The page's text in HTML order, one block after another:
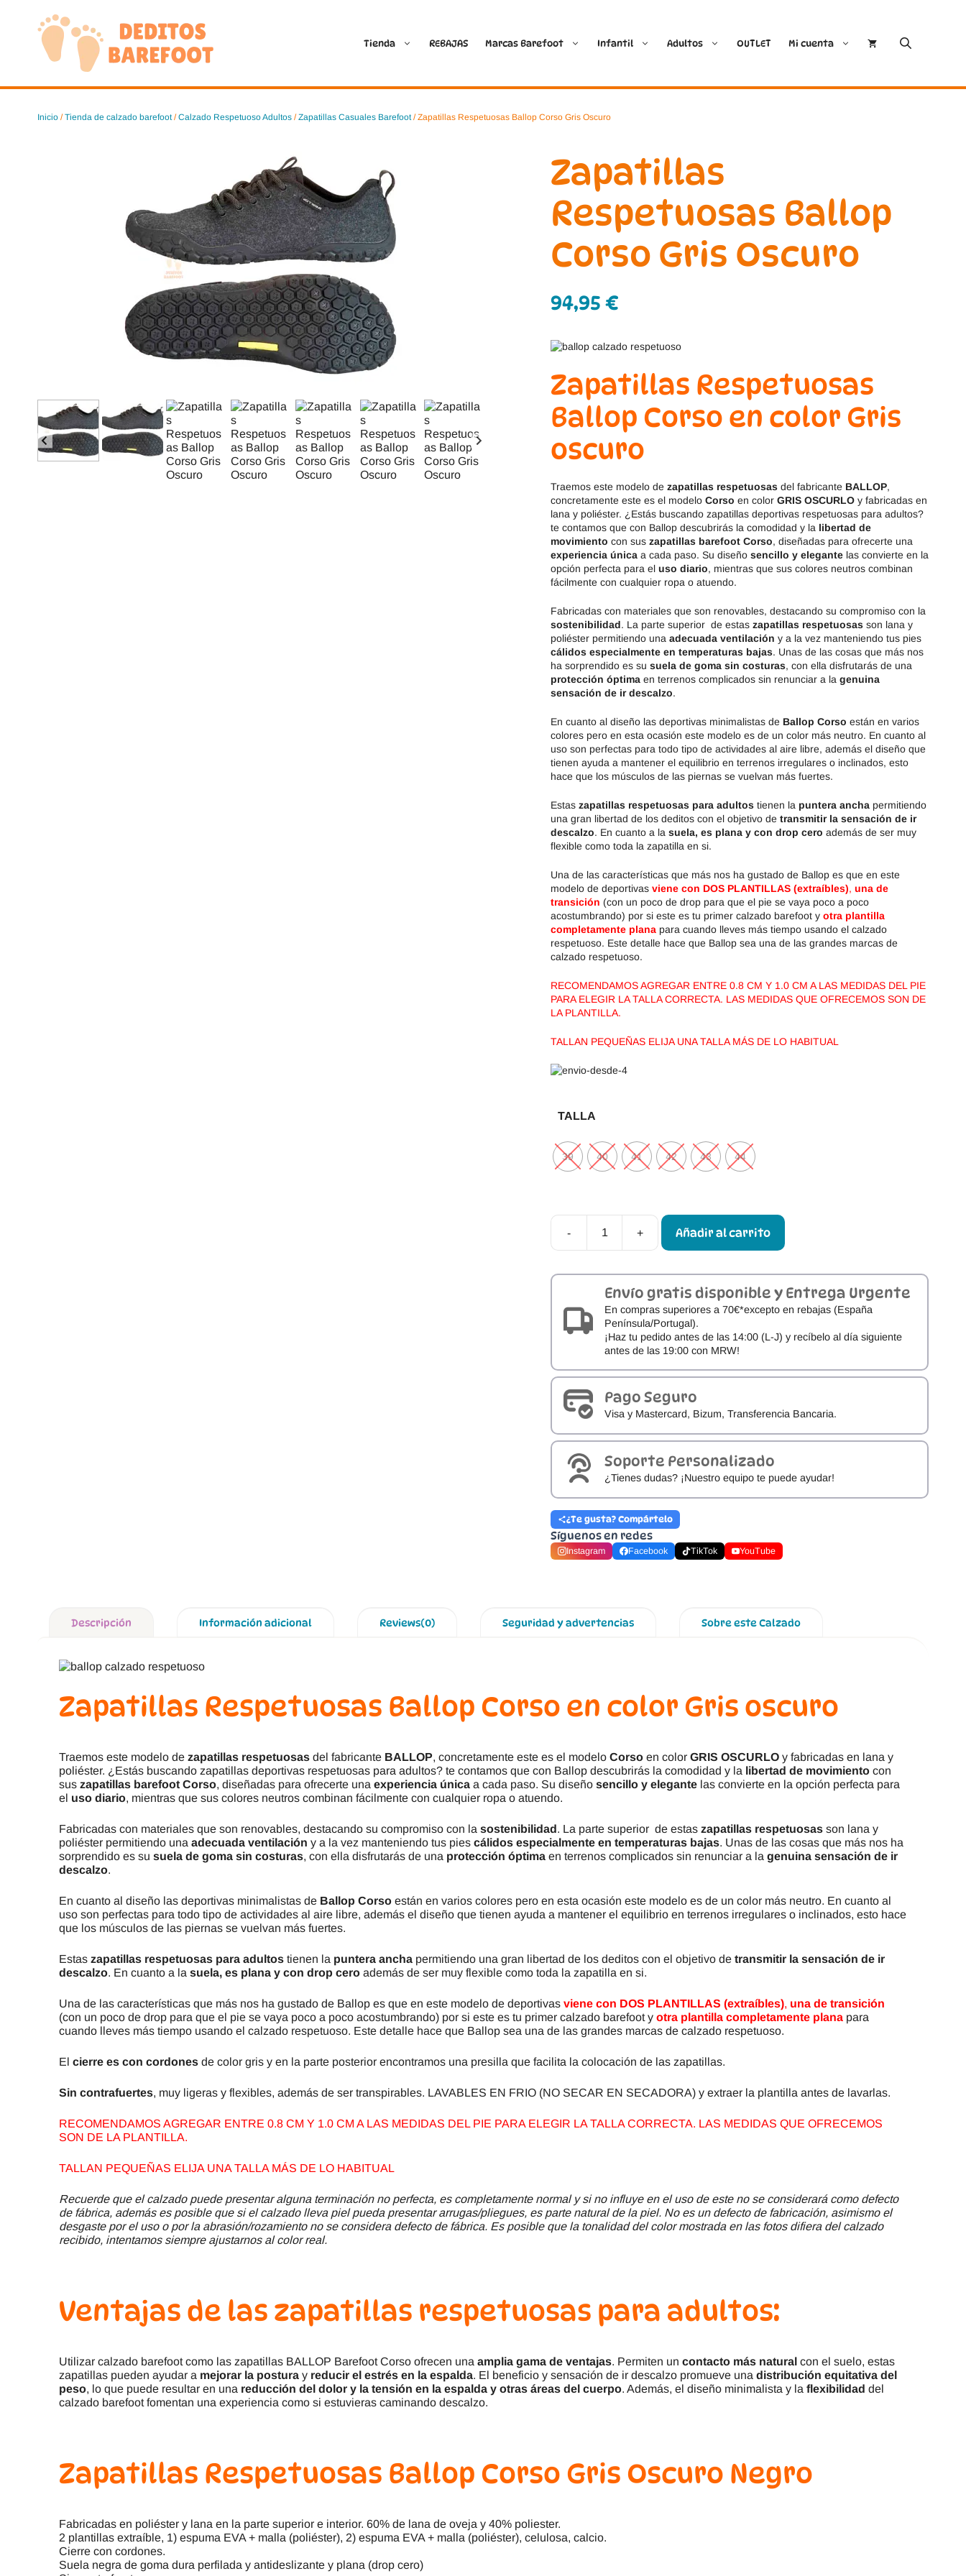
contenido
Tienda REBAJAS Marcas Barefoot
Ballop
Crave Barefoot
Coimbra
Dada
Dispares
Jack & Lily
Mayoral
Pirufin
Saguaro
SlipStop
Batilas
Crecendo
Gioseppo
Ipanema
Deditos
Demax
FlexiNens
RIA
Igor
Lang.S
Snugi
Zapy
Infantil Adultos OUTLET Mi cuenta
Inicio /Tienda de calzado barefoot/Calzado Respetuoso Adultos /Zapatillas Casuales Barefoot/ Zapatillas Respetuosas Ballop Corso Gris Oscuro
Zapatillas
Respetuosas Ballop
Corso Gris Oscuro
94,95 €
Zapatillas Respetuosas
Ballop Corso en color Gris
oscuro
Traemos este modelo de zapatillas respetuosas del fabricante BALLOP,
concretamente este es el modelo Corso en color GRIS OSCURLO y fabricadas en
lana y poliéster. ¿Estás buscando zapatillas deportivas respetuosas para adultos?
te contamos que con Ballop descubrirás la comodidad y la libertad de
movimiento con sus zapatillas barefoot Corso, diseñadas para ofrecerte una
experiencia única a cada paso. Su diseño sencillo y elegante las convierte en la
opción perfecta para el uso diario, mientras que sus colores neutros combinan
fácilmente con cualquier ropa o atuendo.
Fabricadas con materiales que son renovables, destacando su compromiso con la
sostenibilidad. La parte superior de estas zapatillas respetuosas son lana y
poliéster permitiendo una adecuada ventilación y a la vez manteniendo tus pies
cálidos especialmente en temperaturas bajas. Unas de las cosas que más nos
ha sorprendido es su suela de goma sin costuras, con ella disfrutarás de una
protección óptima en terrenos complicados sin renunciar a la genuina
sensación de ir descalzo.
En cuanto al diseño las deportivas minimalistas de Ballop Corso están en varios
colores pero en esta ocasión este modelo es de un color más neutro. En cuanto al
uso son perfectas para todo tipo de actividades al aire libre, además el diseño que
tienen ayuda a mantener el equilibrio en terrenos irregulares o inclinados, esto
hace que los músculos de las piernas se vuelvan más fuertes.
Estas zapatillas respetuosas para adultos tienen la puntera ancha permitiendo
una gran libertad de los deditos con el objetivo de transmitir la sensación de ir
descalzo. En cuanto a la suela, es plana y con drop cero además de ser muy
flexible como toda la zapatilla en si.
Una de las características que más nos ha gustado de Ballop es que en este
modelo de deportivas viene con DOS PLANTILLAS (extraíbles), una de
transición (con un poco de drop para que el pie se vaya poco a poco
acostumbrando) por si este es tu primer calzado barefoot y otra plantilla
completamente plana para cuando lleves más tiempo usando el calzado
respetuoso. Este detalle hace que Ballop sea una de las grandes marcas de
calzado respetuoso.
RECOMENDAMOS AGREGAR ENTRE 0.8 CM Y 1.0 CM A LAS MEDIDAS DEL PIE
PARA ELEGIR LA TALLA CORRECTA. LAS MEDIDAS QUE OFRECEMOS SON DE
LA PLANTILLA.
TALLAN PEQUEÑAS ELIJA UNA TALLA MÁS DE LO HABITUAL
TALLA
39 40 41 42 43 44
-
Zapatillas
Respetuosas
Corso
Oscuro
cantidad
+ Añadir al carrito
Envío gratis disponible y Entrega Urgente
En compras superiores a 70€*excepto en rebajas (España
Península/Portugal).
¡Haz tu pedido antes de las 14:00 (L-J) y recíbelo al día siguiente
antes de las 19:00 con MRW!
Pago Seguro
Visa y Mastercard, Bizum, Transferencia Bancaria.
Soporte Personalizado
¿Tienes dudas? ¡Nuestro equipo te puede ayudar!
¿Te gusta? Compártelo
Síguenos en redes
Instagram Facebook TikTok YouTube
Descripción Información adicional Reviews(0) Seguridad y advertencias Sobre este Calzado
Zapatillas Respetuosas Ballop Corso en color Gris oscuro
Traemos este modelo de zapatillas respetuosas del fabricante BALLOP, concretamente este es el modelo Corso en color GRIS OSCURLO y fabricadas en lana y
poliéster. ¿Estás buscando zapatillas deportivas respetuosas para adultos? te contamos que con Ballop descubrirás la comodidad y la libertad de movimiento con
sus zapatillas barefoot Corso, diseñadas para ofrecerte una experiencia única a cada paso. Su diseño sencillo y elegante las convierte en la opción perfecta para
el uso diario, mientras que sus colores neutros combinan fácilmente con cualquier ropa o atuendo.
Fabricadas con materiales que son renovables, destacando su compromiso con la sostenibilidad. La parte superior de estas zapatillas respetuosas son lana y
poliéster permitiendo una adecuada ventilación y a la vez manteniendo tus pies cálidos especialmente en temperaturas bajas. Unas de las cosas que más nos ha
sorprendido es su suela de goma sin costuras, con ella disfrutarás de una protección óptima en terrenos complicados sin renunciar a la genuina sensación de ir
descalzo.
En cuanto al diseño las deportivas minimalistas de Ballop Corso están en varios colores pero en esta ocasión este modelo es de un color más neutro. En cuanto al
uso son perfectas para todo tipo de actividades al aire libre, además el diseño que tienen ayuda a mantener el equilibrio en terrenos irregulares o inclinados, esto hace
que los músculos de las piernas se vuelvan más fuertes.
Estas zapatillas respetuosas para adultos tienen la puntera ancha permitiendo una gran libertad de los deditos con el objetivo de transmitir la sensación de ir
descalzo. En cuanto a la suela, es plana y con drop cero además de ser muy flexible como toda la zapatilla en si.
Una de las características que más nos ha gustado de Ballop es que en este modelo de deportivas viene con DOS PLANTILLAS (extraíbles), una de transición
(con un poco de drop para que el pie se vaya poco a poco acostumbrando) por si este es tu primer calzado barefoot y otra plantilla completamente plana para
cuando lleves más tiempo usando el calzado respetuoso. Este detalle hace que Ballop sea una de las grandes marcas de calzado respetuoso.
El cierre es con cordones de color gris y en la parte posterior encontramos una presilla que facilita la colocación de las zapatillas.
Sin contrafuertes, muy ligeras y flexibles, además de ser transpirables. LAVABLES EN FRIO (NO SECAR EN SECADORA) y extraer la plantilla antes de lavarlas.
RECOMENDAMOS AGREGAR ENTRE 0.8 CM Y 1.0 CM A LAS MEDIDAS DEL PIE PARA ELEGIR LA TALLA CORRECTA. LAS MEDIDAS QUE OFRECEMOS
SON DE LA PLANTILLA.
TALLAN PEQUEÑAS ELIJA UNA TALLA MÁS DE LO HABITUAL
Recuerde que el calzado puede presentar alguna terminación no perfecta, es completamente normal y si no influye en el uso de este no se considerará como defecto
de fábrica, además es posible que si el calzado lleva piel pueda presentar arrugas/pliegues, es parte natural de la piel. No es un defecto de fabricación, asimismo el
desgaste por el uso o por la abrasión/rozamiento no se considera defecto de fábrica. Es posible que la tonalidad del color mostrada en las fotos difiera del calzado
recibido, intentamos siempre ajustarnos al color real.
Ventajas de las zapatillas respetuosas para adultos:
Utilizar calzado barefoot como las zapatillas BALLOP Barefoot Corso ofrecen una amplia gama de ventajas. Permiten un contacto más natural con el suelo, estas
zapatillas pueden ayudar a mejorar la postura y reducir el estrés en la espalda. El beneficio y sensación de ir descalzo promueve una distribución equitativa del
peso, lo que puede resultar en una reducción del dolor y la tensión en la espalda y otras áreas del cuerpo. Además, el diseño minimalista y la flexibilidad del
calzado barefoot fomentan una experiencia como si estuvieras caminando descalzo.
Zapatillas Respetuosas Ballop Corso Gris Oscuro Negro
Fabricadas en poliéster y lana en la parte superior e interior. 60% de lana de oveja y 40% poliester.
2 plantillas extraíble, 1) espuma EVA + malla (poliéster), 2) espuma EVA + malla (poliéster), celulosa, calcio.
Cierre con cordones.
Suela negra de goma dura perfilada y antideslizante y plana (drop cero)